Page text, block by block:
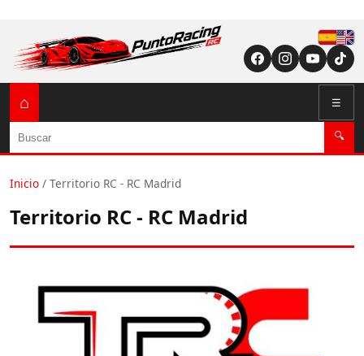
English (US /
⌂ ☰
Buscar 🔍
Inicio / Territorio RC - RC Madrid
Territorio RC - RC Madrid